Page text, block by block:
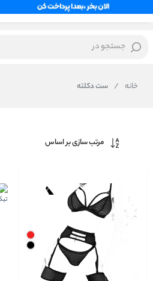
جستجو در
خانه / ست دکلته
مرتب سازی بر اساس